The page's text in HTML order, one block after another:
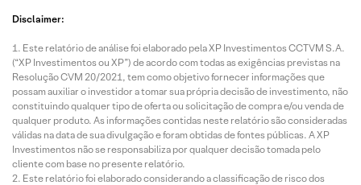
Disclaimer:
Este relatório de análise foi elaborado pela XP Investimentos CCTVM S.A.
(“XP Investimentos ou XP”) de acordo com todas as exigências previstas na
Resolução CVM 20/2021, tem como objetivo fornecer informações que
possam auxiliar o investidor a tomar sua própria decisão de investimento, não
constituindo qualquer tipo de oferta ou solicitação de compra e/ou venda de
qualquer produto. As informações contidas neste relatório são consideradas
válidas na data de sua divulgação e foram obtidas de fontes públicas. A XP
Investimentos não se responsabiliza por qualquer decisão tomada pelo
cliente com base no presente relatório.
Este relatório foi elaborado considerando a classificação de risco dos